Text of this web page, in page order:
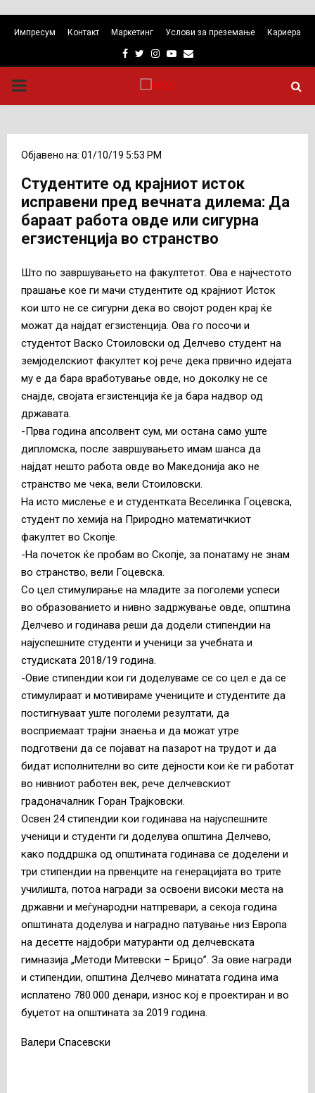
Импресум Контакт Маркетинг Услови за преземање Кариера
Facebook
TwitterInstagram
Youtube
Email
PRIMARY
Објавено на: 01/10/19 5:53 PM
Студентите од крајниот исток
исправени пред вечната дилема: Да
бараат работа овде или сигурна
егзистенција во странство
Што по завршувањето на факултетот. Ова е најчестото
прашање кое ги мачи студентите од крајниот Исток
кои што не се сигурни дека во својот роден крај ќе
можат да најдат егзистенција. Ова го посочи и
студентот Васко Стоиловски од Делчево студент на
земјоделскиот факултет кој рече дека првично идејата
му е да бара вработување овде, но доколку не се
снајде, својата егзистенција ќе ја бара надвор од
државата.
-Прва година апсолвент сум, ми остана само уште
дипломска, после завршувањето имам шанса да
најдат нешто работа овде во Македонија ако не
странство ме чека, вели Стоиловски.
На исто мислење е и студентката Веселинка Гоцевска,
студент по хемија на Природно математичкиот
факултет во Скопје.
-На почеток ќе пробам во Скопје, за понатаму не знам
во странство, вели Гоцевска.
Со цел стимулирање на младите за поголеми успеси
во образованието и нивно задржување овде, општина
Делчево и годинава реши да додели стипендии на
најуспешните студенти и ученици за учебната и
студиската 2018/19 година.
-Овие стипендии кои ги доделуваме се со цел е да се
стимулираат и мотивираме учениците и студентите да
постигнуваат уште поголеми резултати, да
восприемаат трајни знаења и да можат утре
подготвени да се појават на пазарот на трудот и да
бидат исполнителни во сите дејности кои ќе ги работат
во нивниот работен век, рече делчевскиот
градоначалник Горан Трајковски.
Освен 24 стипендии кои годинава на најуспешните
ученици и студенти ги доделува општина Делчево,
како поддршка од општината годинава се доделени и
три стипендии на првенците на генерацијата во трите
училишта, потоа награди за освоени високи места на
државни и меѓународни натпревари, а секоја година
општината доделува и наградно патување низ Европа
на десетте најдобри матуранти од делчевската
гимназија „Методи Митевски – Брицо”. За овие награди
и стипендии, општина Делчево минатата година има
исплатено 780.000 денари, износ кој е проектиран и во
буџетот на општината за 2019 година.
Валери Спасевски